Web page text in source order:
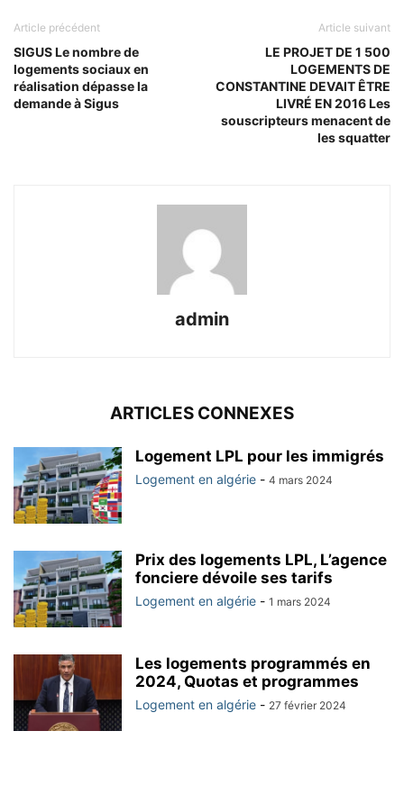
Article précédent
SIGUS Le nombre de
logements sociaux en
réalisation dépasse la
demande à Sigus
Article suivant
LE PROJET DE 1 500
LOGEMENTS DE
CONSTANTINE DEVAIT ÊTRE
LIVRÉ EN 2016 Les
souscripteurs menacent de
les squatter
admin
ARTICLES CONNEXES
Logement LPL pour les immigrés
Logement en algérie - 4 mars 2024
Prix des logements LPL, L’agence
fonciere dévoile ses tarifs
Logement en algérie - 1 mars 2024
Les logements programmés en
2024, Quotas et programmes
Logement en algérie - 27 février 2024